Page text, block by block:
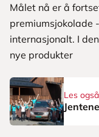
Målet nå er å
premiumsjokolade
internasjonalt. I
nye produkter
Les også